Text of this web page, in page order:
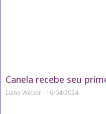
Canela recebe seu
Liane Weber 16/04/2024